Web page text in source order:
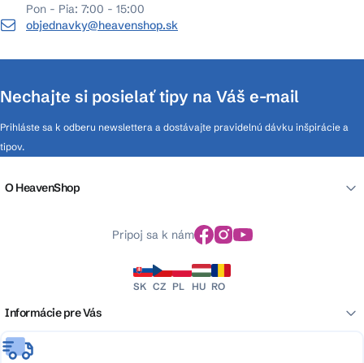
Pon - Pia: 7:00 - 15:00
objednavky@heavenshop.sk
Nechajte si posielať tipy na Váš e-mail
Prihláste sa k odberu newslettera a dostávajte pravidelnú dávku inšpirácie a
tipov.
O HeavenShop
Pripoj sa k nám
SK CZ PL HU RO
Informácie pre Vás